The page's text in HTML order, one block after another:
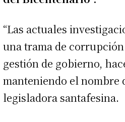
“Las actuales
una trama de
gestión de gobierno,
manteniendo el nombre
legisladora santafesina.